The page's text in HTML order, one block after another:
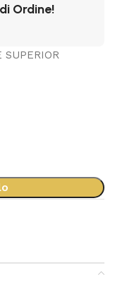
Ordine!
SUPERIOR